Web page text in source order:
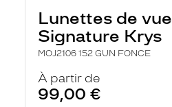
Lunettes de vue
Signature Krys
MOJ2106 152 GUN FONCE
À partir de
99,00 €